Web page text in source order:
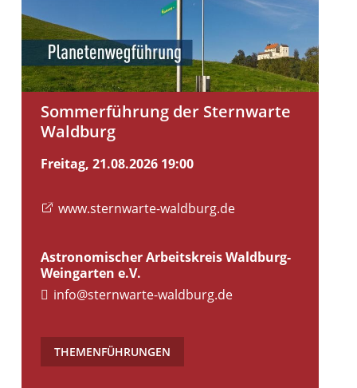
Sommerführung der Sternwarte
Waldburg
Freitag, 21.08.2026 19:00
www.sternwarte-waldburg.de
Astronomischer Arbeitskreis Waldburg-
Weingarten e.V.
info@sternwarte-waldburg.de
THEMENFÜHRUNGEN